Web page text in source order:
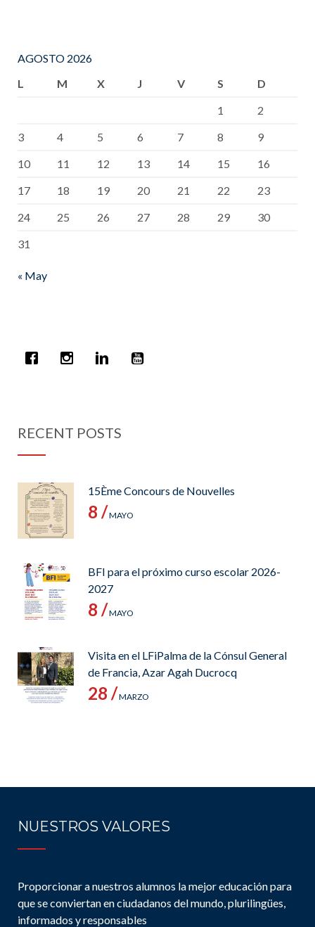
AGOSTO 2026
L
M X J V S
D
1
2
3
4 5 6 7 8
9
10
11 12 13 14 15
16
17
18 19 20 21 22
23
24
25 26 27 28 29
30
31
« May
RECENT POSTS
15Ème Concours de Nouvelles
8 /MAYO
BFI para el próximo curso escolar 2026-
2027
8 /MAYO
Visita en el LFiPalma de la Cónsul General
de Francia, Azar Agah Ducrocq
28 /MARZO
NUESTROS VALORES
Proporcionar a nuestros alumnos la mejor educación para
que se conviertan en ciudadanos del mundo, plurilingües,
informados y responsables